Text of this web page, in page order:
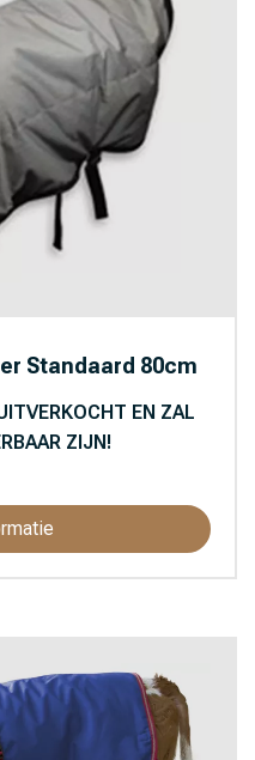
Standaard 80cm
EN ZAL
ZIJN!